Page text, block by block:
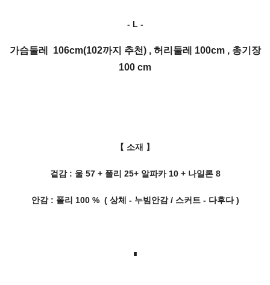
- L -
가슴둘레 106cm(102까지 추천) , 허리둘레 100cm , 총기장
100 cm
【 소재 】
겉감 : 울 57 + 폴리 25+ 알파카 10 + 나일론 8
안감 : 폴리 100 % ( 상체 - 누빔안감 / 스커트 - 다후다 )
∎